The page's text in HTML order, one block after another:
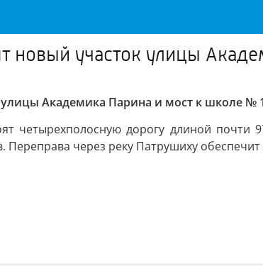
новый участок улицы
Академика Парина и мост к школе №
четырехполосную дорогу длиной
через реку Патрушиху